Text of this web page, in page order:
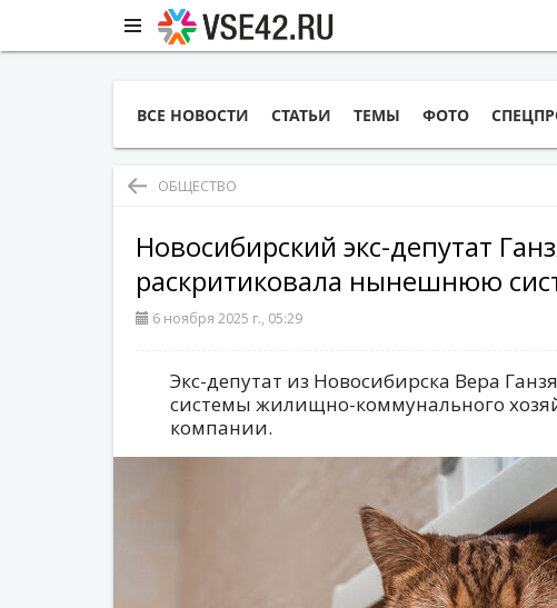
ВСЕ НОВОСТИ СТАТЬИ ТЕМЫ ФОТО
ОБЩЕСТВО
Новосибирский экс-депутат
раскритиковала нынешнюю
6 ноября 2025 г., 05:29
Экс-депутат из Новосибирска Вера
системы жилищно-коммунального
компании.